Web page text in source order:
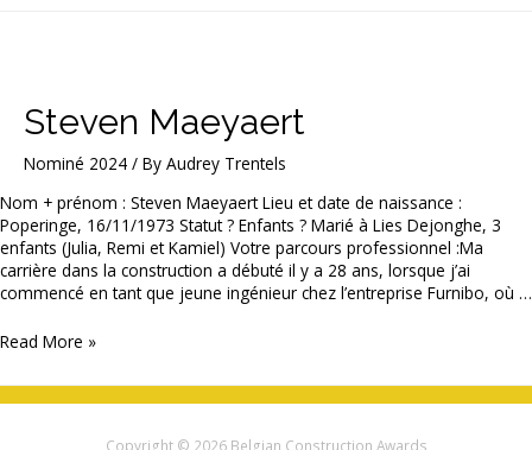
Steven Maeyaert
Nominé 2024 / By Audrey Trentels
Nom + prénom : Steven Maeyaert Lieu et date de naissance :
Poperinge, 16/11/1973 Statut ? Enfants ? Marié à Lies Dejonghe, 3
enfants (Julia, Remi et Kamiel) Votre parcours professionnel :Ma
carrière dans la construction a débuté il y a 28 ans, lorsque j’ai
commencé en tant que jeune ingénieur chez l’entreprise Furnibo, où …
Steven
Read More »
Copyright © 2026 Belgian Construction Awards